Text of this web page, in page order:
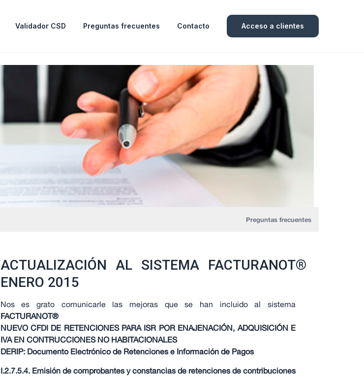
Validador CSD Preguntas frecuentes Contacto Acceso a clientes
Preguntas frecuentes
ACTUALIZACIÓN AL SISTEMA FACTURANOT®
ENERO 2015
Nos es grato comunicarle las mejoras que se han incluido al sistema
FACTURANOT®
NUEVO CFDI DE RETENCIONES PARA ISR POR ENAJENACIÓN, ADQUISICIÓN E
IVA EN CONTRUCCIONES NO HABITACIONALES
DERIP: Documento Electrónico de Retenciones e Información de Pagos
I.2.7.5.4. Emisión de comprobantes y constancias de retenciones de contribuciones